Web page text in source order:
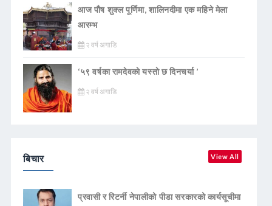
आज पौष शुक्ल पूर्णिमा, शालिनदीमा एक महिने मेला
आरम्भ
२ वर्ष अगाडि
‘५९ वर्षका रामदेवकाे यस्ताे छ दिनचर्या ’
२ वर्ष अगाडि
बिचार View All
प्रवासी र रिटर्नी नेपालीको पीडा सरकारको कार्यसूचीमा